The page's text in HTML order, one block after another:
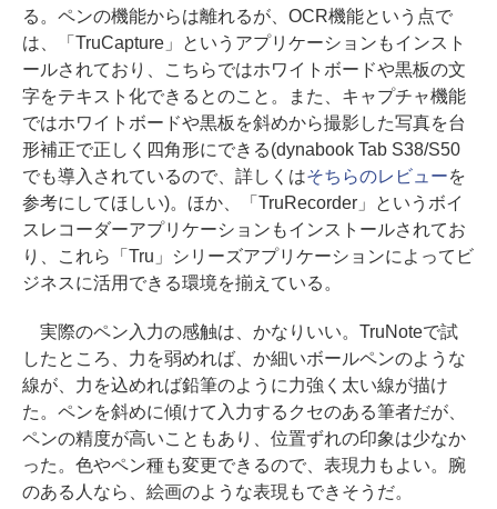
る。ペンの機能からは離れるが、OCR機能という点で
は、「TruCapture」というアプリケーションもインスト
ールされており、こちらではホワイトボードや黒板の文
字をテキスト化できるとのこと。また、キャプチャ機能
ではホワイトボードや黒板を斜めから撮影した写真を台
形補正で正しく四角形にできる(dynabook Tab S38/S50
でも導入されているので、詳しくはそちらのレビューを
参考にしてほしい)。ほか、「TruRecorder」というボイ
スレコーダーアプリケーションもインストールされてお
り、これら「Tru」シリーズアプリケーションによってビ
ジネスに活用できる環境を揃えている。
実際のペン入力の感触は、かなりいい。TruNoteで試
したところ、力を弱めれば、か細いボールペンのような
線が、力を込めれば鉛筆のように力強く太い線が描け
た。ペンを斜めに傾けて入力するクセのある筆者だが、
ペンの精度が高いこともあり、位置ずれの印象は少なか
った。色やペン種も変更できるので、表現力もよい。腕
のある人なら、絵画のような表現もできそうだ。